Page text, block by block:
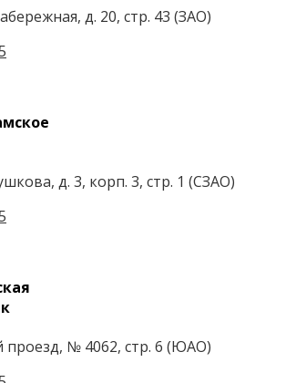
д. 20, стр. 43 (ЗАО)
д. 3, корп. 3, стр. 1 (СЗАО)
№ 4062, стр. 6 (ЮАО)